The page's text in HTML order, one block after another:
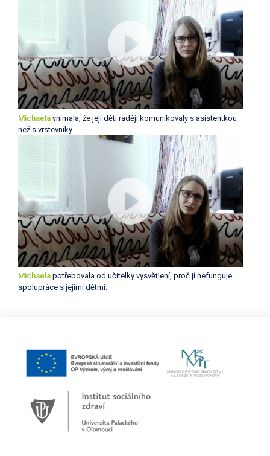
Michaela vnímala, že její děti raději komunikovaly s asistentkou
než s vrstevníky.
Michaela potřebovala od učitelky vysvětlení, proč jí nefunguje
spolupráce s jejími dětmi.